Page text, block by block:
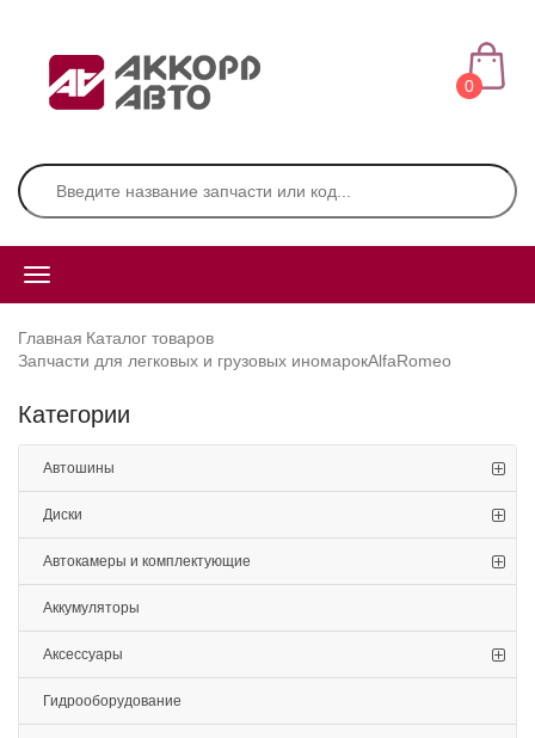
0
Главная Каталог товаров
Запчасти для легковых и грузовых иномарокAlfaRomeo
Категории
Автошины
Диски
Автокамеры и комплектующие
Аккумуляторы
Аксессуары
Гидрооборудование